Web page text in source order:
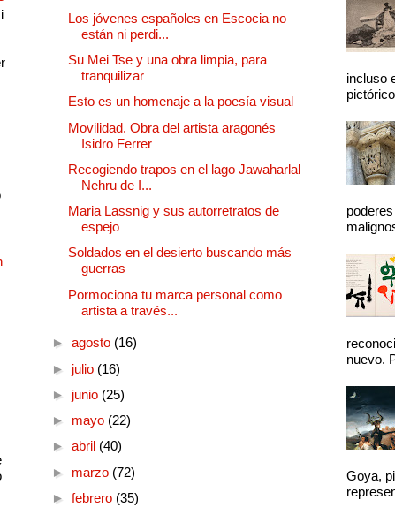
Los jóvenes españoles en Escocia no
están ni perdi...
Su Mei Tse y una obra limpia, para
tranquilizar
Esto es un homenaje a la poesía visual
Movilidad. Obra del artista aragonés
Isidro Ferrer
Recogiendo trapos en el lago Jawaharlal
Nehru de I...
Maria Lassnig y sus autorretratos de
espejo
Soldados en el desierto buscando más
guerras
Pormociona tu marca personal como
artista a través...
► agosto (16)
► julio (16)
► junio (25)
► mayo (22)
► abril (40)
► marzo (72)
► febrero (35)
incluso
nuevo.
Goya,